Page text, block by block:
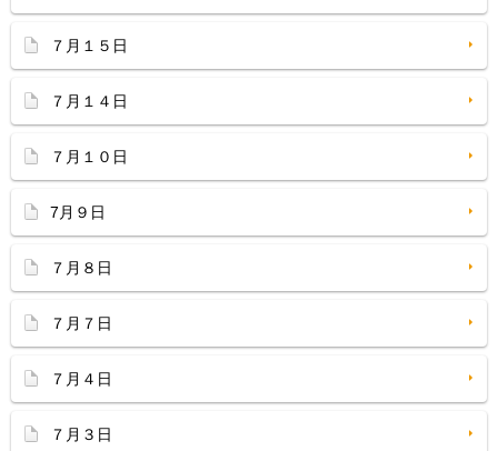
７月１５日
７月１４日
７月１０日
7月９日
７月８日
７月７日
７月４日
７月３日